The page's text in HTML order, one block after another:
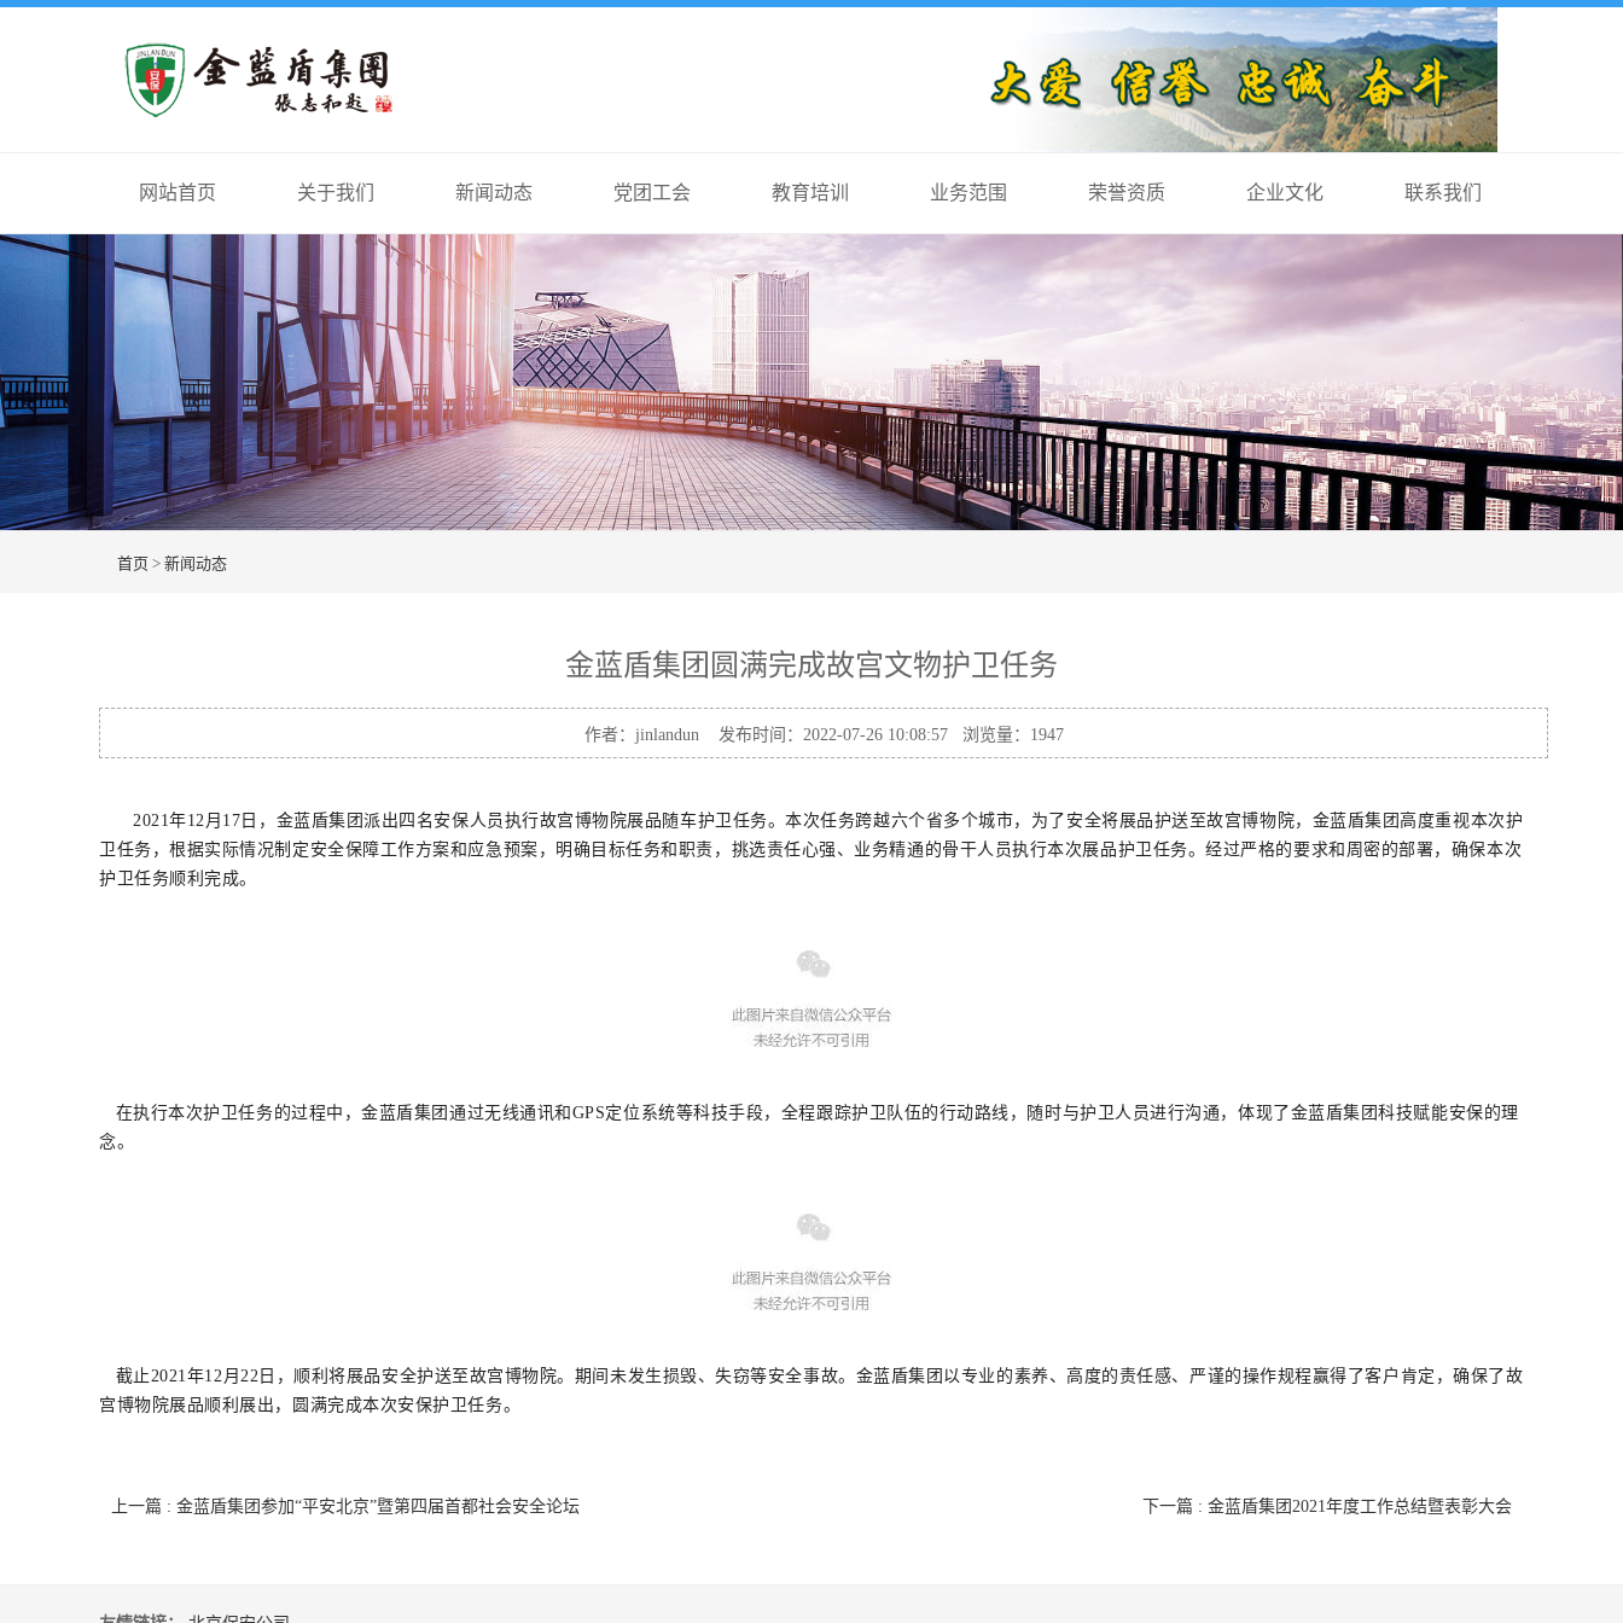
网站首页 关于我们 新闻动态 党团工会 教育培训 业务范围 荣誉资质 企业文化 联系我们
首页 > 新闻动态
金蓝盾集团圆满完成故宫文物护卫任务
作者：jinlandun 发布时间：2022-07-26 10:08:57 浏览量： 1947
2021年12月17日，金蓝盾集团派出四名安保人员执行故宫博物院展品随车护卫任务。本次任务跨越六个省多个城市，为了安全将展品护送至故宫博物院，金蓝盾集团高度重视本次护
卫任务，根据实际情况制定安全保障工作方案和应急预案，明确目标任务和职责，挑选责任心强、业务精通的骨干人员执行本次展品护卫任务。经过严格的要求和周密的部署，确保本次
护卫任务顺利完成。
在执行本次护卫任务的过程中，金蓝盾集团通过无线通讯和 GPS定位系统等科技手段，全程跟踪护卫队伍的行动路线，随时与护卫人员进行沟通，体现了金蓝盾集团科技赋能安保的理
念。
截止2021年12月22日，顺利将展品安全护送至故宫博物院。期间未发生损毁、失窃等安全事故。金蓝盾集团以专业的素养、高度的责任感、严谨的操作规程赢得了客户肯定，确保了故
宫博物院展品顺利展出，圆满完成本次安保护卫任务。
上一篇 : 金蓝盾集团参加“平安北京”暨第四届首都社会安全论坛 下一篇 : 金蓝盾集团2021年度工作总结暨表彰大会